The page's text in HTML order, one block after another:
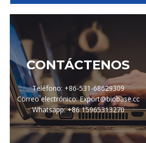
CONTÁCTENOS
Teléfono: +86-531-68629309
Correo electrónico: Export@biobase.cc
Whatsapp: +86 15965313270